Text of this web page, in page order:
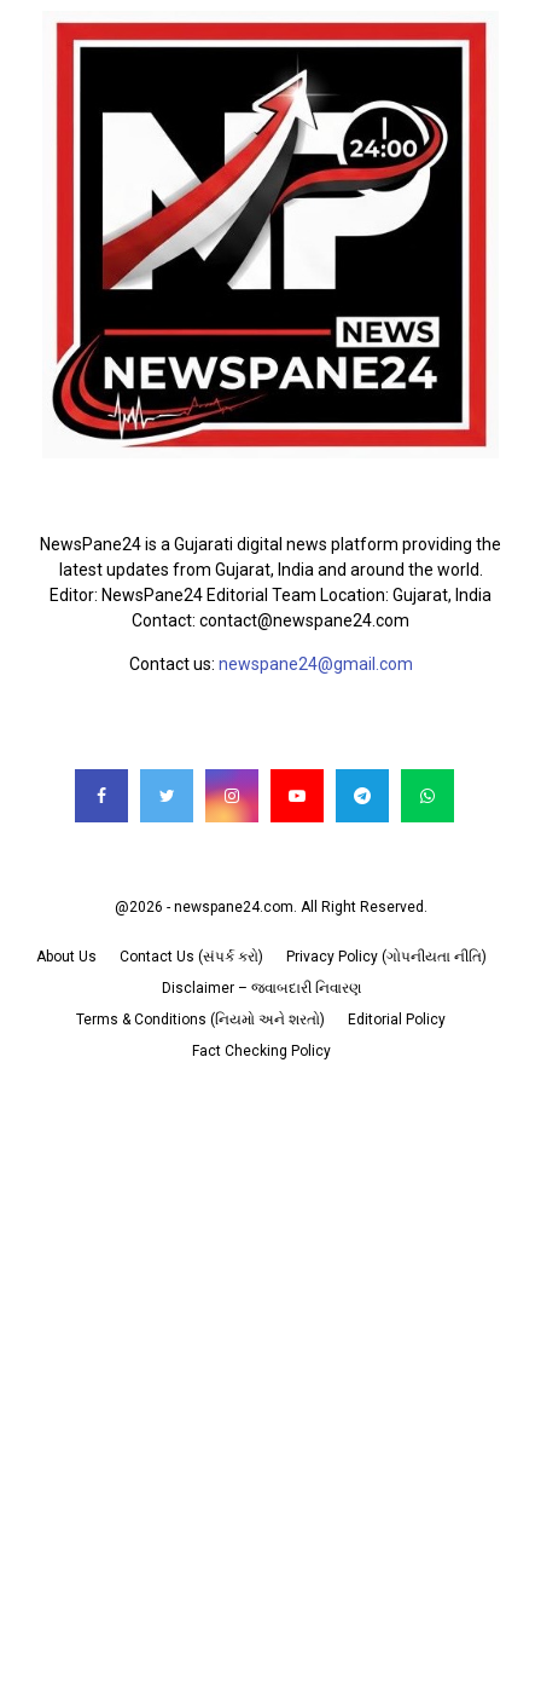
NewsPane24 is a Gujarati digital news platform providing the
latest updates from Gujarat, India and around the world.
Editor: NewsPane24 Editorial Team Location: Gujarat, India
Contact: contact@newspane24.com
Contact us: newspane24@gmail.com
@2026 - newspane24.com. All Right Reserved.
About Us Contact Us (સંપર્ક કરો)
Privacy Policy (ગોપનીયતા નીતિ)
Disclaimer – જવાબદારી નિવારણ
Terms & Conditions (નિયમો અને શરતો)
Editorial Policy
Fact Checking Policy